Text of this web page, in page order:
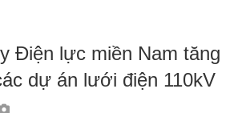
Điện lực miền Nam tăng
dự án lưới điện 110kV